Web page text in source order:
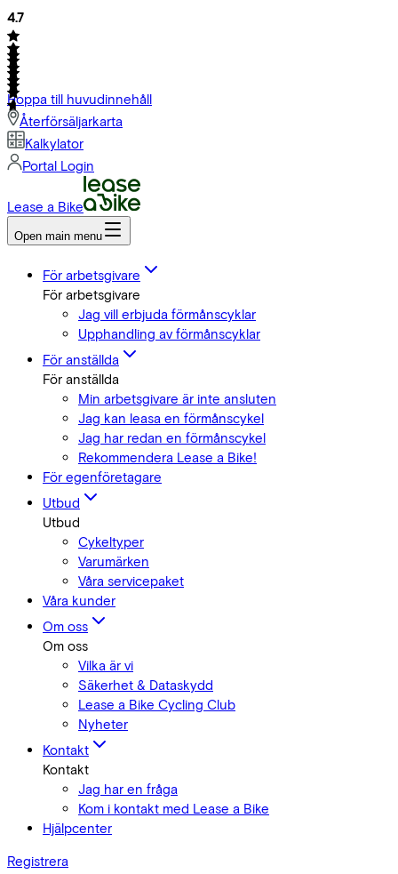
4.7
Hoppa till huvudinnehåll
Återförsäljarkarta
Kalkylator
Portal Login
Lease a Bike
Open main menu
För arbetsgivare
För arbetsgivare
Jag vill erbjuda förmånscyklar
Upphandling av förmånscyklar
För anställda
För anställda
Min arbetsgivare är inte ansluten
Jag kan leasa en förmånscykel
Jag har redan en förmånscykel
Rekommendera Lease a Bike!
För egenföretagare
Utbud
Utbud
Cykeltyper
Varumärken
Våra servicepaket
Våra kunder
Om oss
Om oss
Vilka är vi
Säkerhet & Dataskydd
Lease a Bike Cycling Club
Nyheter
Kontakt
Kontakt
Jag har en fråga
Kom i kontakt med Lease a Bike
Hjälpcenter
Registrera